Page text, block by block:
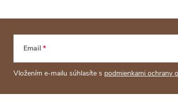
Email
Vložením e-mailu súhlasíte s podmienkami ochrany